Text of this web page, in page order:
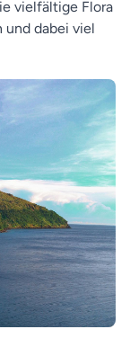
vielfältige Flora
und dabei viel